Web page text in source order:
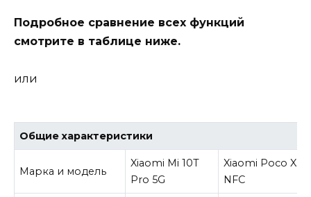
Подробное сравнение всех функций
смотрите в таблице ниже.
или
Общие характеристики
Марка и модель
Xiaomi Mi 10T
Pro 5G
Xiaomi Poco X3
NFC